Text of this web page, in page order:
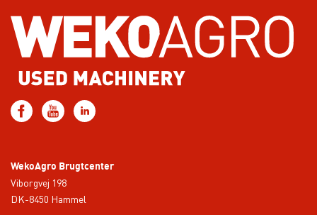
WekoAgro Brugtcenter
Viborgvej 198
DK-8450 Hammel